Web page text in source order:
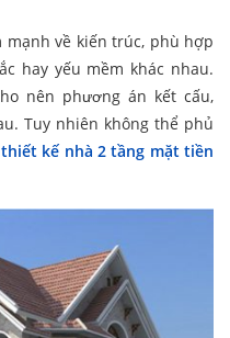
về kiến trúc, phù hợp
hay yếu mềm khác nhau.
nên phương án kết cấu,
Tuy nhiên không thể phủ
kế nhà 2 tầng mặt tiền